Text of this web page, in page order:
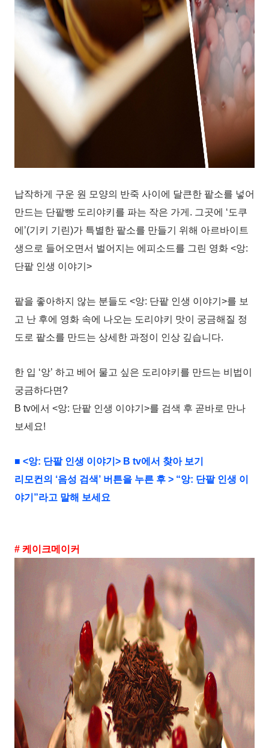
납작하게 구운 원 모양의 반죽 사이에 달큰한 팥소를 넣어
만드는 단팥빵 도리야키를 파는 작은 가게. 그곳에 ‘도쿠
에’(기키 기린)가 특별한 팥소를 만들기 위해 아르바이트
생으로 들어오면서 벌어지는 에피소드를 그린 영화 <앙:
단팥 인생 이야기>
팥을 좋아하지 않는 분들도 <앙: 단팥 인생 이야기>를 보
고 난 후에 영화 속에 나오는 도리야키 맛이 궁금해질 정
도로 팥소를 만드는 상세한 과정이 인상 깊습니다.
한 입 ‘앙’ 하고 베어 물고 싶은 도리야키를 만드는 비법이
궁금하다면?
B tv에서 <앙: 단팥 인생 이야기>를 검색 후 곧바로 만나
보세요!
■ <앙: 단팥 인생 이야기> B tv에서 찾아 보기
리모컨의 ‘음성 검색’ 버튼을 누른 후 > “앙: 단팥 인생 이
야기”라고 말해 보세요
# 케이크메이커